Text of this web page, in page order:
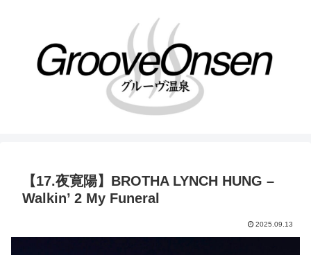
【17.夜寛陽】BROTHA LYNCH HUNG –
Walkin’ 2 My Funeral
2025.09.13